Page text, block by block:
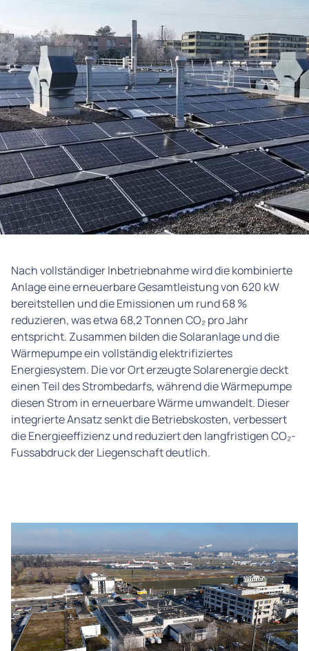
Nach vollständiger Inbetriebnahme wird die kombinierte
Anlage eine erneuerbare Gesamtleistung von 620 kW
bereitstellen und die Emissionen um rund 68 %
reduzieren, was etwa 68,2 Tonnen CO₂ pro Jahr
entspricht. Zusammen bilden die Solaranlage und die
Wärmepumpe ein vollständig elektrifiziertes
Energiesystem. Die vor Ort erzeugte Solarenergie deckt
einen Teil des Strombedarfs, während die Wärmepumpe
diesen Strom in erneuerbare Wärme umwandelt. Dieser
integrierte Ansatz senkt die Betriebskosten, verbessert
die Energieeffizienz und reduziert den langfristigen CO₂-
Fussabdruck der Liegenschaft deutlich.